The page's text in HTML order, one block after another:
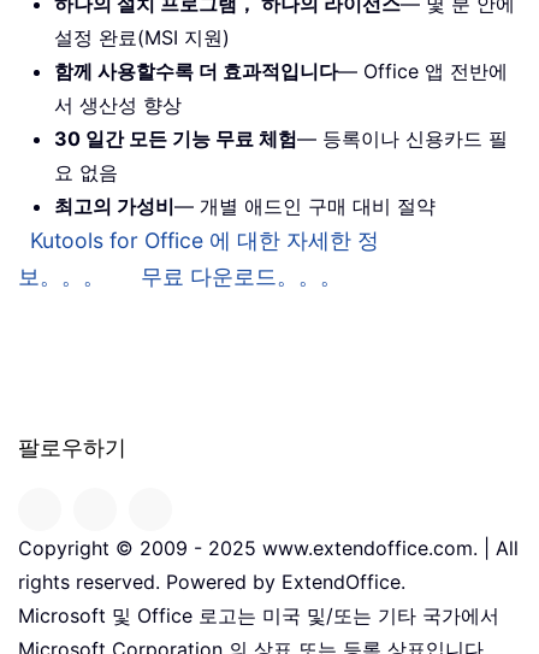
설정 완료(MSI 지원)
함께 사용할수록 더 효과적입니다— Office 앱 전반에
서 생산성 향상
30 일간 모든 기능 무료 체험— 등록이나 신용카드 필
요 없음
최고의 가성비— 개별 애드인 구매 대비 절약
Kutools for Office 에 대한 자세한 정
보。。。
무료 다운로드。。。
팔로우하기
Copyright © 2009 - 2025 www.extendoffice.com. | All
rights reserved. Powered by ExtendOffice.
Microsoft 및 Office 로고는 미국 및/또는 기타 국가에서